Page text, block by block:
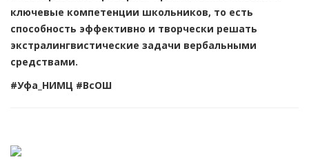
ключевые компетенции школьников, то есть
способность эффективно и творчески решать
экстралингвистические задачи вербальными
средствами.
#Уфа_НИМЦ #ВсОШ